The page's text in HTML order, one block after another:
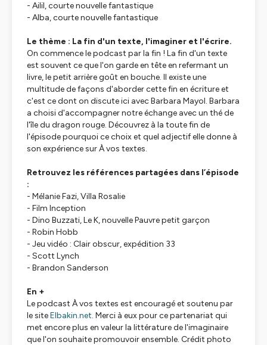
- Ailil, courte nouvelle fantastique
- Alba, courte nouvelle fantastique
Le thème : La fin d'un texte, l'imaginer et l'écrire.
On commence le podcast par la fin ! La fin d'un texte
est souvent ce que l'on garde en tête en refermant un
livre, le petit arrière goût en bouche. Il existe une
multitude de façons d'aborder cette fin en écriture et
c'est ce dont on discute ici avec Barbara Mayol. Barbara
a choisi d'accompagner notre échange avec un thé de
l'île du dragon rouge. Découvrez à la toute fin de
l'épisode pourquoi ce choix et quel adjectif elle donne à
son expérience surÀ vos textes.
Retrouvez les références partagées dans l’épisode
:
- Mélanie Fazi,Villa Rosalie
- Film Inception
- Dino Buzzati,Le K, nouvellePauvre petit garçon
- Robin Hobb
- Jeu vidéo : Clair obscur, expédition 33
- Scott Lynch
- Brandon Sanderson
En +
Le podcast À vos textes est encouragé et soutenu par
le siteElbakin.net. Merci à eux pour ce partenariat qui
met encore plus en valeur la littérature de l'imaginaire
que l'on souhaite promouvoir ensemble. Crédit photo